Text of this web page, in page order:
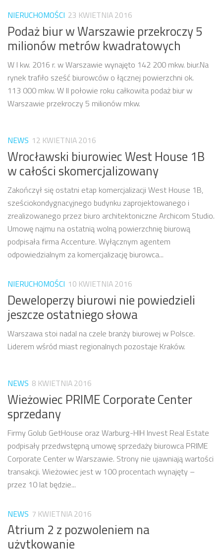
NIERUCHOMOŚCI 23 KWIETNIA 2016
Podaż biur w Warszawie przekroczy 5
milionów metrów kwadratowych
W I kw. 2016 r. w Warszawie wynajęto 142 200 mkw. biur.Na
rynek trafiło sześć biurowców o łącznej powierzchni ok.
113 000 mkw. W II połowie roku całkowita podaż biur w
Warszawie przekroczy 5 milionów mkw.
NEWS 12 KWIETNIA 2016
Wrocławski biurowiec West House 1B
w całości skomercjalizowany
Zakończył się ostatni etap komercjalizacji West House 1B,
sześciokondygnacyjnego budynku zaprojektowanego i
zrealizowanego przez biuro architektoniczne Archicom Studio.
Umowę najmu na ostatnią wolną powierzchnię biurową
podpisała firma Accenture. Wyłącznym agentem
odpowiedzialnym za komercjalizację biurowca...
NIERUCHOMOŚCI 10 KWIETNIA 2016
Deweloperzy biurowi nie powiedzieli
jeszcze ostatniego słowa
Warszawa stoi nadal na czele branży biurowej w Polsce.
Liderem wśród miast regionalnych pozostaje Kraków.
NEWS 8 KWIETNIA 2016
Wieżowiec PRIME Corporate Center
sprzedany
Firmy Golub GetHouse oraz Warburg-HIH Invest Real Estate
podpisały przedwstępną umowę sprzedaży biurowca PRIME
Corporate Center w Warszawie. Strony nie ujawniają wartości
transakcji. Wieżowiec jest w 100 procentach wynajęty –
przez 10 lat będzie...
NEWS 7 KWIETNIA 2016
Atrium 2 z pozwoleniem na
użytkowanie